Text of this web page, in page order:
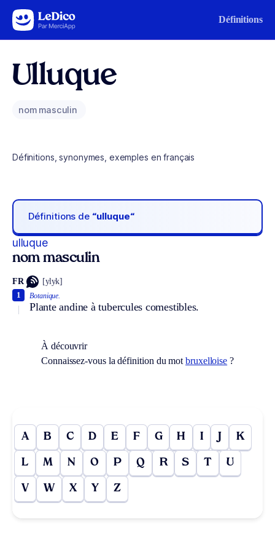
Aller au contenu Définitions
Ulluque
nom masculin
Définitions, synonymes, exemples en français
Définitions de “ulluque“
ulluque
nom masculin
FR [ylyk]
Botanique.
Plante andine à tubercules comestibles.
1
À découvrir
Connaissez-vous la définition du motbruxelloise ?
A B C D E F G H I J K
L M N O P Q R S T U
V W X Y Z